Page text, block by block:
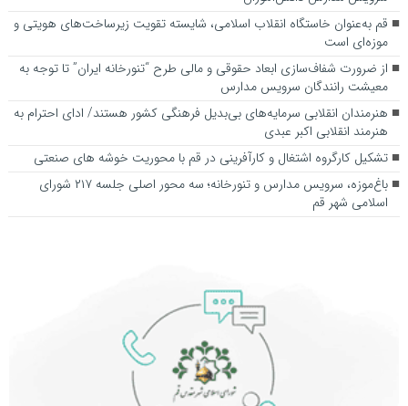
قم به‌عنوان خاستگاه انقلاب اسلامی، شایسته تقویت زیرساخت‌های هویتی و
موزه‌ای است
از ضرورت شفاف‌سازی ابعاد حقوقی و مالی طرح “تنورخانه ایران” تا توجه به
معیشت رانندگان سرویس مدارس
هنرمندان انقلابی سرمایه‌های بی‌بدیل فرهنگی کشور هستند/ ادای احترام به
هنرمند انقلابی اکبر عبدی
تشکیل کارگروه اشتغال و کارآفرینی در قم با محوریت خوشه های صنعتی
باغ‌موزه، سرویس مدارس و تنورخانه؛ سه محور اصلی جلسه ۲۱۷ شورای
اسلامی شهر قم